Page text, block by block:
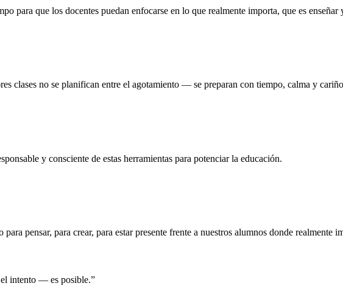
para que los docentes puedan enfocarse en lo que realmente importa, que es enseñar
clases no se planifican entre el agotamiento — se preparan con tiempo, calma y
y consciente de estas herramientas para potenciar la educación.
pensar, para crear, para estar presente frente a nuestros alumnos donde realmente
el intento — es posible.”